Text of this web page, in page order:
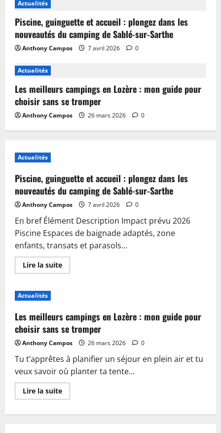
Actualités
Piscine, guinguette et accueil : plongez dans les
nouveautés du camping de Sablé-sur-Sarthe
Anthony Campos 7 avril 2026 0
Actualités
Les meilleurs campings en Lozère : mon guide pour
choisir sans se tromper
Anthony Campos 26 mars 2026 0
Actualités
Piscine, guinguette et accueil : plongez dans les
nouveautés du camping de Sablé-sur-Sarthe
Anthony Campos 7 avril 2026 0
En bref Élément Description Impact prévu 2026
Piscine Espaces de baignade adaptés, zone
enfants, transats et parasols...
Lire la suiteEn
savoir
accueil
:
plongez
dans
les
nouveautés
du
camping
de
Sablé-
sur-
Sarthe
Actualités
Les meilleurs campings en Lozère : mon guide pour
choisir sans se tromper
Anthony Campos 26 mars 2026 0
Tu t’apprêtes à planifier un séjour en plein air et tu
veux savoir où planter ta tente...
Lire la suiteEn
savoir